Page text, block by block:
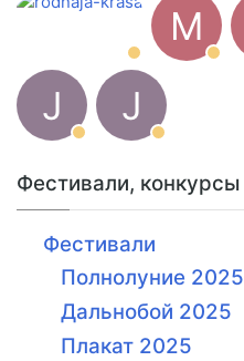
M
J
J
Фестивали, конкурсы
Фестивали
Полнолуние 2025
Дальнобой 2025
Плакат 2025